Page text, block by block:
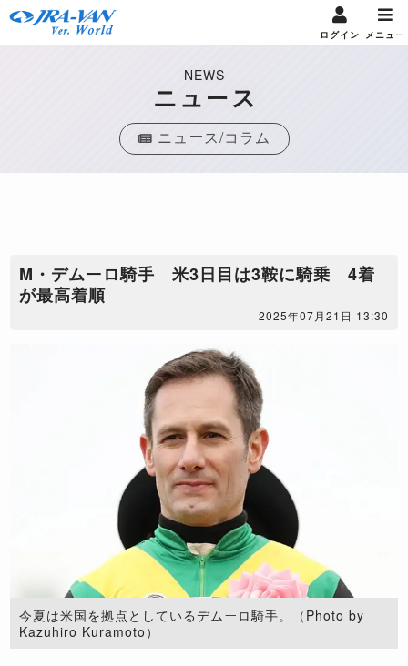
ログイン メニュー
NEWS
ニュース
ニュース/コラム
M・デムーロ騎手 米3日目は3鞍に騎乗 4着
が最高着順
2025年07月21日 13:30
今夏は米国を拠点としているデムーロ騎手。（Photo by
Kazuhiro Kuramoto）